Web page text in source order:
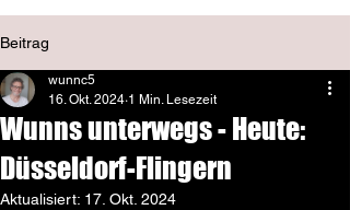
Beitrag
Wunns unterwegs - Heute:
Düsseldorf-Flingern
wunnc5
16. Okt. 2024 1 Min. Lesezeit
Aktualisiert: 17. Okt. 2024